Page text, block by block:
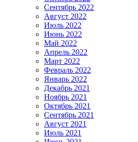
Сентябрь 2022
Август 2022
Июль 2022
Июнь 2022
Май 2022
Апрель 2022
Март 2022
Февраль 2022
Январь 2022
Декабрь 2021
Ноябрь 2021
Октябрь 2021
Сентябрь 2021
Август 2021
Июль 2021